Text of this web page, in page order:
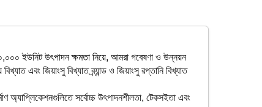
ইউনিট উৎপাদন ক্ষমতা নিয়ে, আমরা গবেষণা ও উন্নয়ন
এবং জিয়াংসু বিখ্যাত ব্র্যান্ড ও জিয়াংসু রপ্তানি বিখ্যাত
অ্যাপ্লিকেশনগুলিতে সর্বোচ্চ উৎপাদনশীলতা, টেকসইতা এবং